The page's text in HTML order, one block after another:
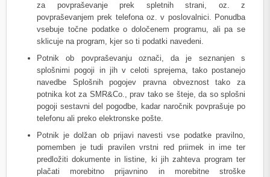
za povpraševanje prek spletnih strani, oz. z
povpraševanjem prek telefona oz. v poslovalnici. Ponudba
vsebuje točne podatke o določenem programu, ali pa se
sklicuje na program, kjer so ti podatki navedeni.
Potnik ob povpraševanju označi, da je seznanjen s
splošnimi pogoji in jih v celoti sprejema, tako postanejo
navedbe Splošnih pogojev pravna obveznost tako za
potnika kot za SMR&Co., prav tako se šteje, da so splošni
pogoji sestavni del pogodbe, kadar naročnik povprašuje po
telefonu ali preko elektronske pošte.
Potnik je dolžan ob prijavi navesti vse podatke pravilno,
pomemben je tudi pravilen vrstni red priimek in ime ter
predložiti dokumente in listine, ki jih zahteva program ter
plačati morebitno prijavnino in morebitne stroške